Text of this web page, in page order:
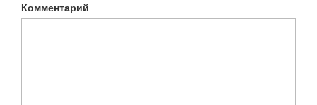
Комментарий